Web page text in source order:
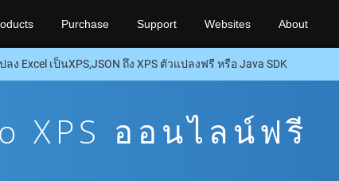
Purchase Support Websites About
ลง Excel เป็นXPS,JSON ถึง XPS ตัวแปลงฟรี หรือ Java SDK
XPS ออนไลน์ฟรี